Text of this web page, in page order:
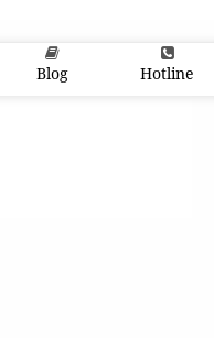
Blog Hotline